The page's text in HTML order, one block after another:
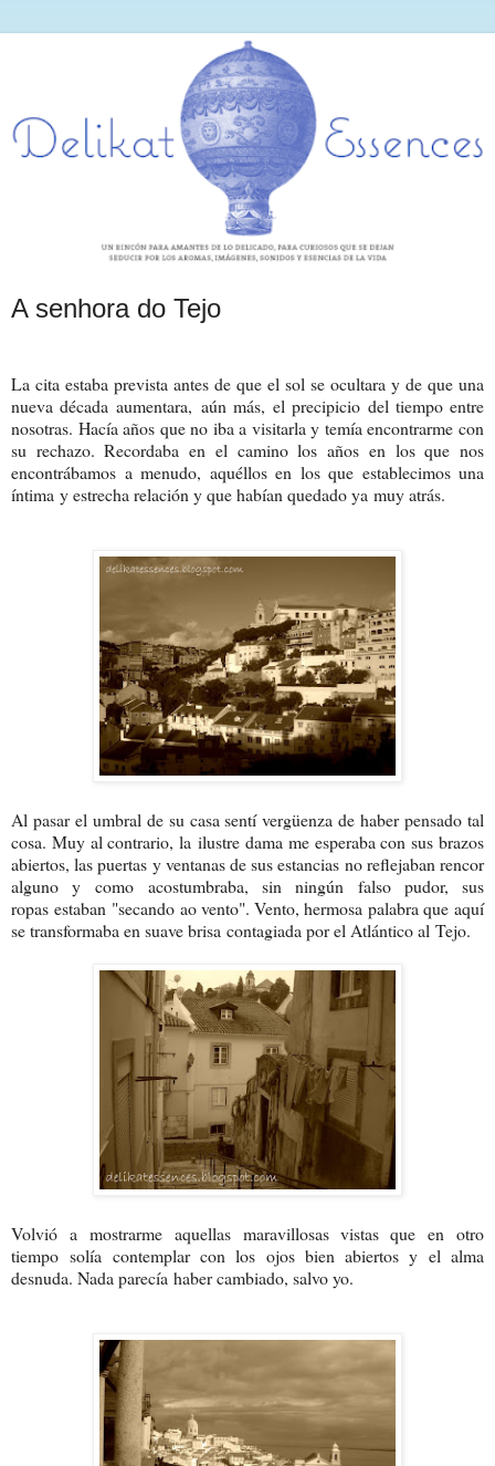
A senhora do Tejo
La cita estaba prevista antes de que el sol se ocultara y de que una
nueva década aumentara, aún más, el precipicio del tiempo entre
nosotras. Hacía años que no iba a visitarla y temía encontrarme con
su rechazo. Recordaba en el camino los años en los que nos
encontrábamos a menudo, aquéllos en los que establecimos una
íntima y estrecha relación y que habían quedado ya muy atrás.
Al pasar el umbral de su casa sentí vergüenza de haber pensado tal
cosa. Muy al contrario, la ilustre dama me esperaba con sus brazos
abiertos, las puertas y ventanas de sus estancias no reflejaban rencor
alguno y como acostumbraba, sin ningún falso pudor, sus
ropas estaban "secando ao vento". Vento, hermosa palabra que aquí
se transformaba en suave brisa contagiada por el Atlántico al Tejo.
Volvió a mostrarme aquellas maravillosas vistas que en otro
tiempo solía contemplar con los ojos bien abiertos y el alma
desnuda. Nada parecía haber cambiado, salvo yo.